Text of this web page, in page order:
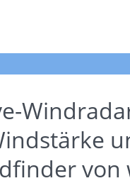
von